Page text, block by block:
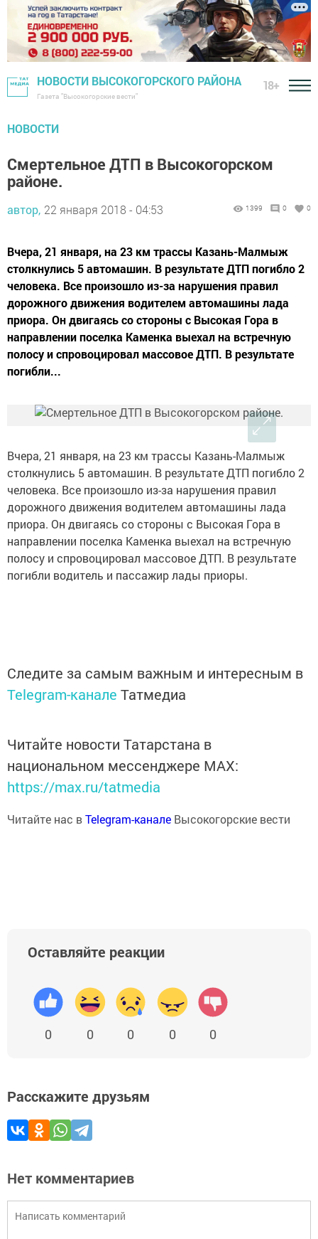
НОВОСТИ ВЫСОКОГОРСКОГО РАЙОНА
Газета "Высокогорские вести"
18+
НОВОСТИ
Смертельное ДТП в Высокогорском
районе.
автор, 22 января 2018 - 04:53 1399 0 0
Вчера, 21 января, на 23 км трассы Казань-Малмыж
столкнулись 5 автомашин. В результате ДТП погибло 2
человека. Все произошло из-за нарушения правил
дорожного движения водителем автомашины лада
приора. Он двигаясь со стороны с Высокая Гора в
направлении поселка Каменка выехал на встречную
полосу и спровоцировал массовое ДТП. В результате
погибли...
Вчера, 21 января, на 23 км трассы Казань-Малмыж
столкнулись 5 автомашин. В результате ДТП погибло 2
человека. Все произошло из-за нарушения правил
дорожного движения водителем автомашины лада
приора. Он двигаясь со стороны с Высокая Гора в
направлении поселка Каменка выехал на встречную
полосу и спровоцировал массовое ДТП. В результате
погибли водитель и пассажир лады приоры.
Следите за самым важным и интересным в
Telegram-канале Татмедиа
Читайте новости Татарстана в
национальном мессенджере MАХ:
https://max.ru/tatmedia
Читайте нас вTelegram-канале Высокогорские вести
Оставляйте реакции
0 0 0 0 0
Расскажите друзьям
Нет комментариев